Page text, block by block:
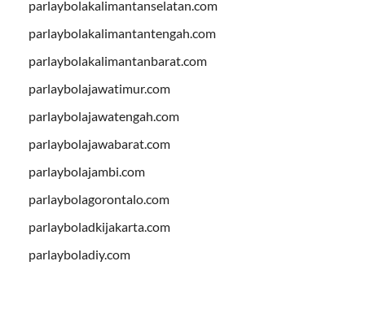
parlaybolakalimantanselatan.com
parlaybolakalimantantengah.com
parlaybolakalimantanbarat.com
parlaybolajawatimur.com
parlaybolajawatengah.com
parlaybolajawabarat.com
parlaybolajambi.com
parlaybolagorontalo.com
parlayboladkijakarta.com
parlayboladiy.com